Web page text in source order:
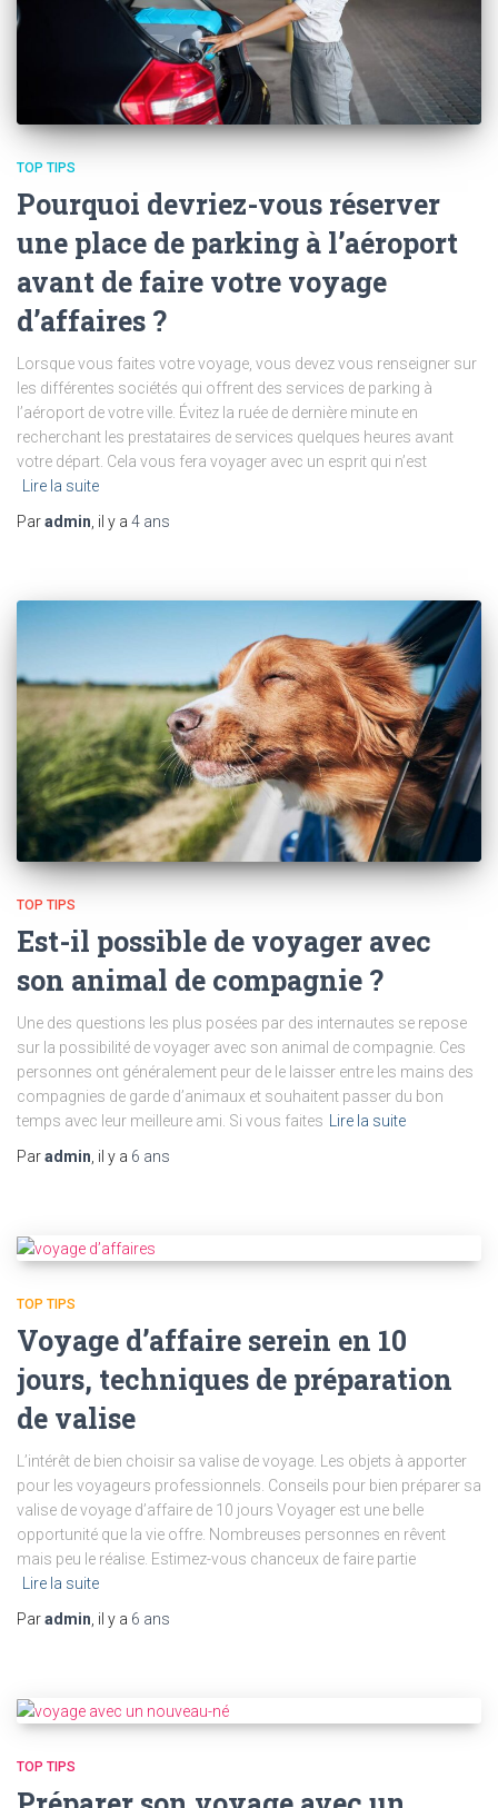
TOP TIPS
Pourquoi devriez-vous réserver
une place de parking à l’aéroport
avant de faire votre voyage
d’affaires ?
Lorsque vous faites votre voyage, vous devez vous renseigner sur
les différentes sociétés qui offrent des services de parking à
l’aéroport de votre ville. Évitez la ruée de dernière minute en
recherchant les prestataires de services quelques heures avant
votre départ. Cela vous fera voyager avec un esprit qui n’est
Lire la suite
Paradmin , il y a 4 ans
TOP TIPS
Est-il possible de voyager avec
son animal de compagnie ?
Une des questions les plus posées par des internautes se repose
sur la possibilité de voyager avec son animal de compagnie. Ces
personnes ont généralement peur de le laisser entre les mains des
compagnies de garde d’animaux et souhaitent passer du bon
temps avec leur meilleure ami. Si vous faites
Lire la suite
Paradmin , il y a 6 ans
TOP TIPS
Voyage d’affaire serein en 10
jours, techniques de préparation
de valise
L’intérêt de bien choisir sa valise de voyage. Les objets à apporter
pour les voyageurs professionnels. Conseils pour bien préparer sa
valise de voyage d’affaire de 10 jours Voyager est une belle
opportunité que la vie offre. Nombreuses personnes en rêvent
mais peu le réalise. Estimez-vous chanceux de faire partie
Lire la suite
Paradmin , il y a 6 ans
TOP TIPS